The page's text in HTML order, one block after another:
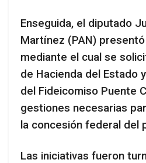
Enseguida, el diputado
Martínez (PAN)
mediante el cual se
de Hacienda del Estado
del Fideicomiso Puente
gestiones necesarias
la concesión federal del
Las iniciativas fueron